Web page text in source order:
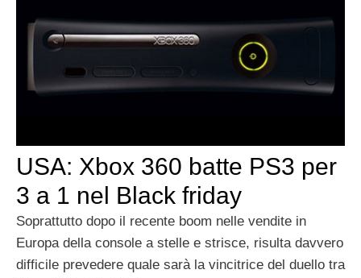
USA: Xbox 360 batte PS3 per
3 a 1 nel Black friday
Soprattutto dopo il recente boom nelle vendite in
Europa della console a stelle e strisce, risulta davvero
difficile prevedere quale sarà la vincitrice del duello tra